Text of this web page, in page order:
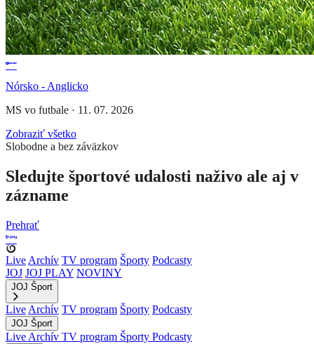
Nórsko - Anglicko
MS vo futbale · 11. 07. 2026
Zobraziť všetko
Slobodne a bez záväzkov
Sledujte športové udalosti naživo ale aj v
zázname
Prehrať
Live Archív TV program Športy Podcasty
JOJ JOJ PLAY NOVINY
JOJ Šport
Live Archív TV program Športy Podcasty
JOJ Šport
Live Archív TV program Športy Podcasty